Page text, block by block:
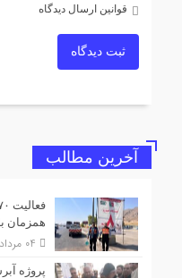
قوانین ارسال دیدگاه
ثبت دیدگاه
آخرین مطالب
همزمان
پروژه